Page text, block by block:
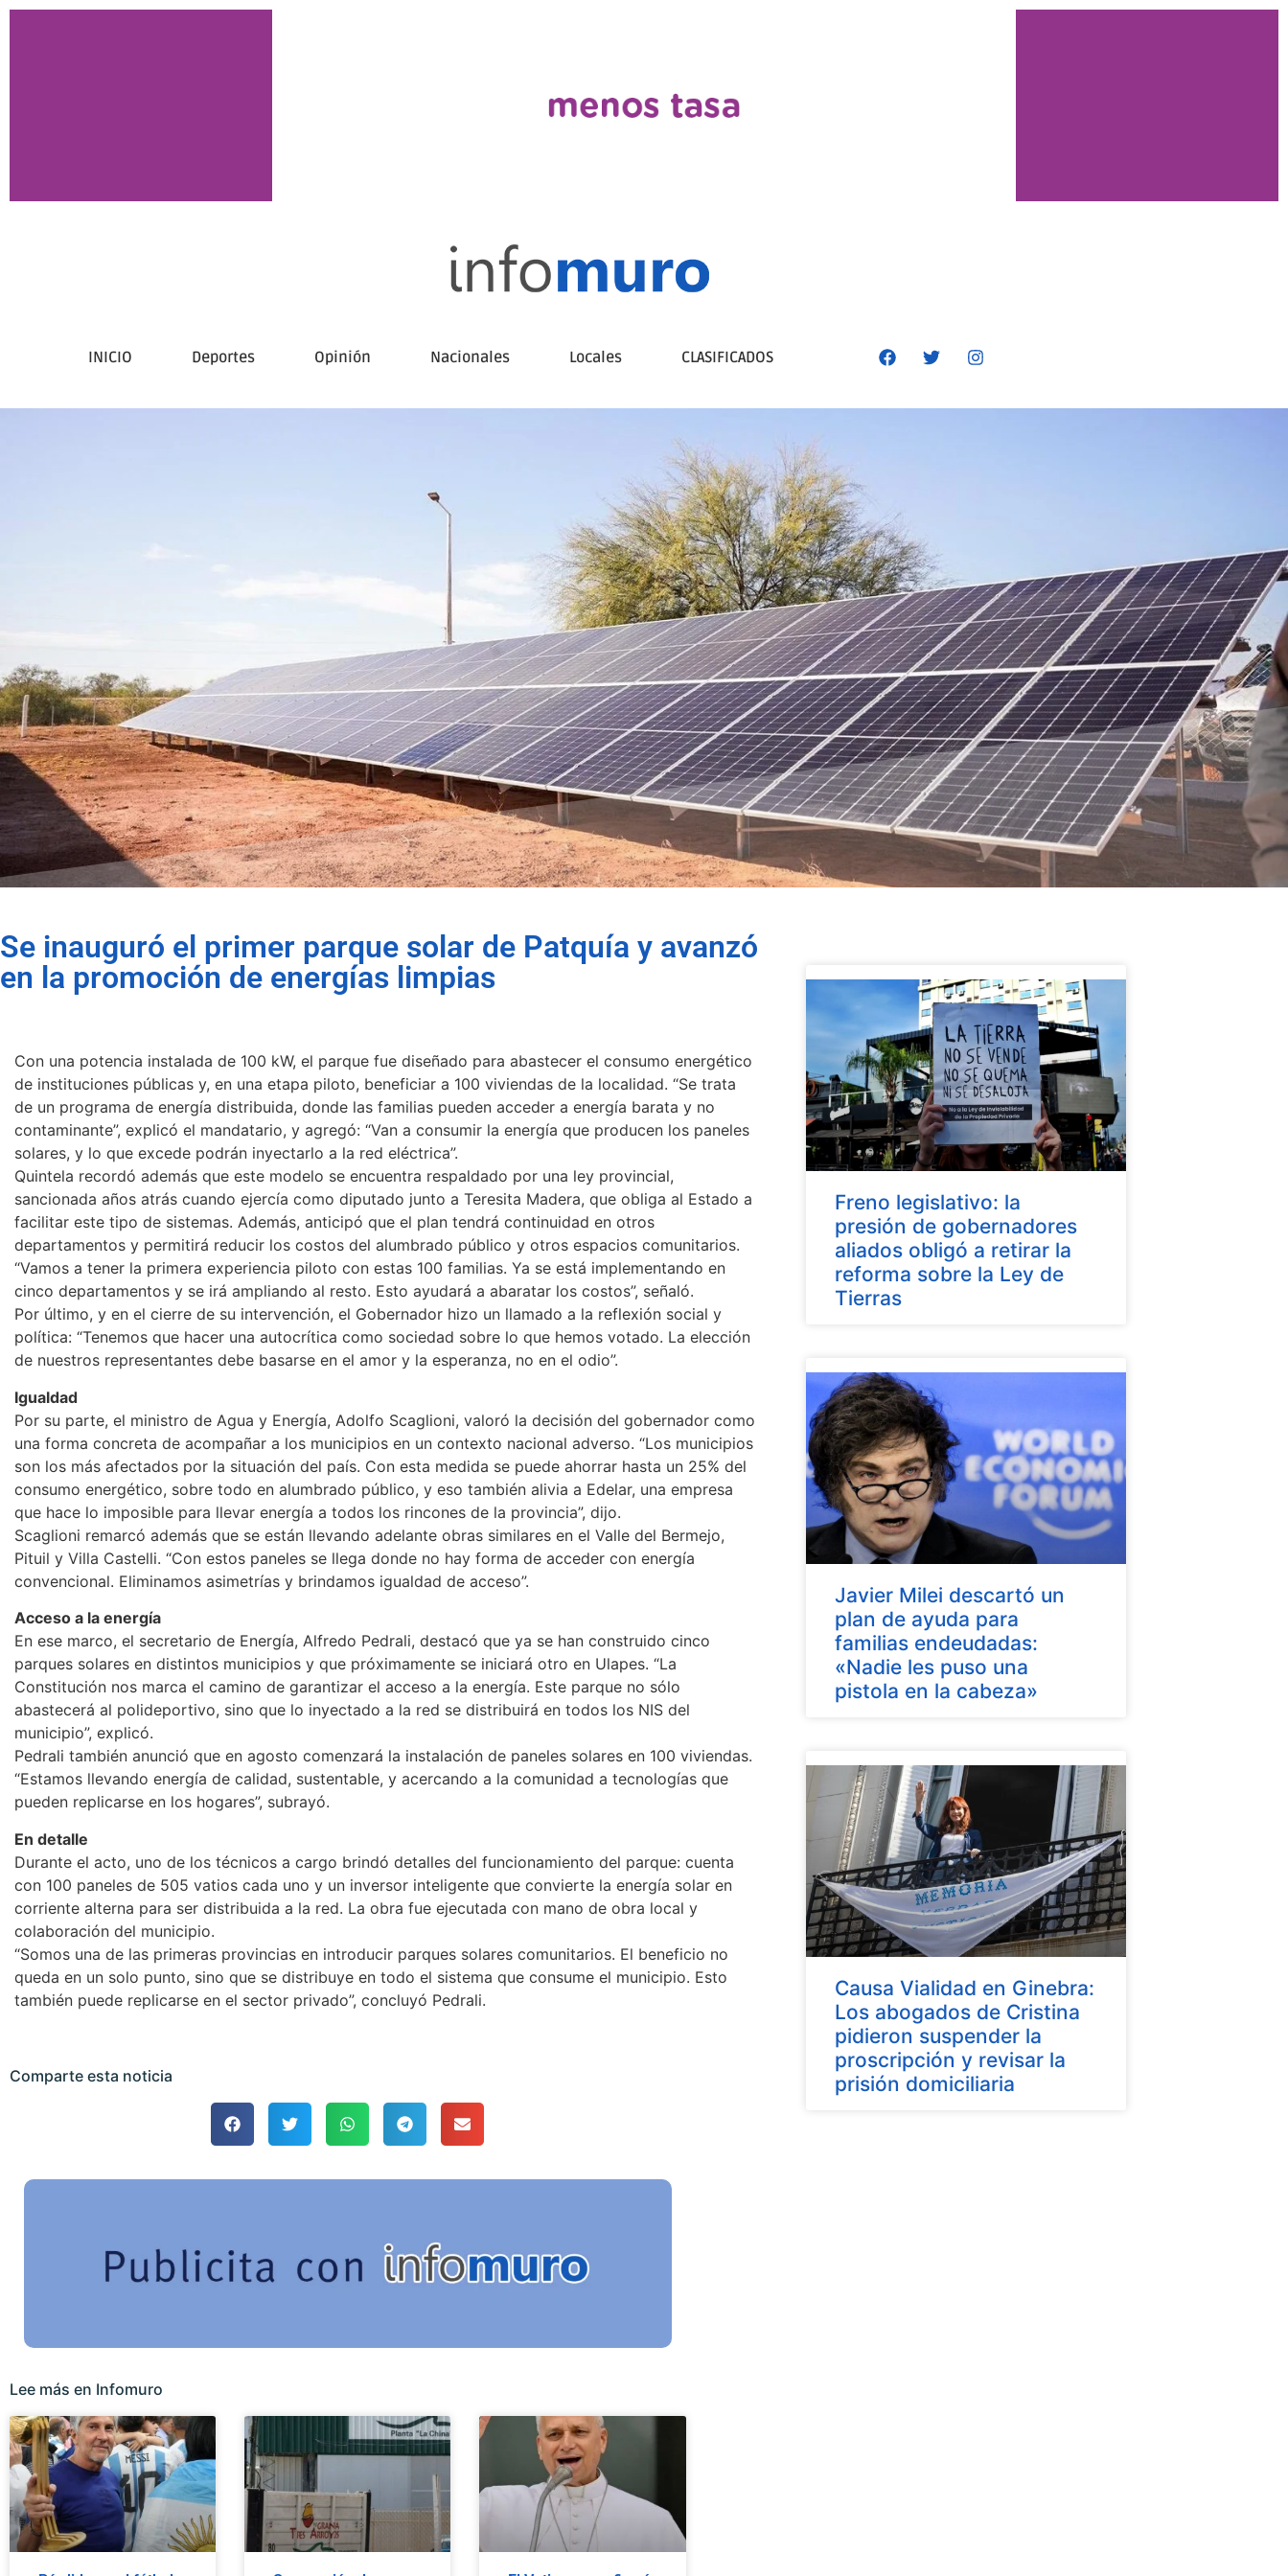
INICIO Deportes Opinión Nacionales Locales CLASIFICADOS
Se inauguró el primer parque solar de Patquía y avanzó
en la promoción de energías limpias
Con una potencia instalada de 100 kW, el parque fue diseñado para abastecer el consumo energético
de instituciones públicas y, en una etapa piloto, beneficiar a 100 viviendas de la localidad. “Se trata
de un programa de energía distribuida, donde las familias pueden acceder a energía barata y no
contaminante”, explicó el mandatario, y agregó: “Van a consumir la energía que producen los paneles
solares, y lo que excede podrán inyectarlo a la red eléctrica”.
Quintela recordó además que este modelo se encuentra respaldado por una ley provincial,
sancionada años atrás cuando ejercía como diputado junto a Teresita Madera, que obliga al Estado a
facilitar este tipo de sistemas. Además, anticipó que el plan tendrá continuidad en otros
departamentos y permitirá reducir los costos del alumbrado público y otros espacios comunitarios.
“Vamos a tener la primera experiencia piloto con estas 100 familias. Ya se está implementando en
cinco departamentos y se irá ampliando al resto. Esto ayudará a abaratar los costos”, señaló.
Por último, y en el cierre de su intervención, el Gobernador hizo un llamado a la reflexión social y
política: “Tenemos que hacer una autocrítica como sociedad sobre lo que hemos votado. La elección
de nuestros representantes debe basarse en el amor y la esperanza, no en el odio”.
Igualdad
Por su parte, el ministro de Agua y Energía, Adolfo Scaglioni, valoró la decisión del gobernador como
una forma concreta de acompañar a los municipios en un contexto nacional adverso. “Los municipios
son los más afectados por la situación del país. Con esta medida se puede ahorrar hasta un 25% del
consumo energético, sobre todo en alumbrado público, y eso también alivia a Edelar, una empresa
que hace lo imposible para llevar energía a todos los rincones de la provincia”, dijo.
Scaglioni remarcó además que se están llevando adelante obras similares en el Valle del Bermejo,
Pituil y Villa Castelli. “Con estos paneles se llega donde no hay forma de acceder con energía
convencional. Eliminamos asimetrías y brindamos igualdad de acceso”.
Acceso a la energía
En ese marco, el secretario de Energía, Alfredo Pedrali, destacó que ya se han construido cinco
parques solares en distintos municipios y que próximamente se iniciará otro en Ulapes. “La
Constitución nos marca el camino de garantizar el acceso a la energía. Este parque no sólo
abastecerá al polideportivo, sino que lo inyectado a la red se distribuirá en todos los NIS del
municipio”, explicó.
Pedrali también anunció que en agosto comenzará la instalación de paneles solares en 100 viviendas.
“Estamos llevando energía de calidad, sustentable, y acercando a la comunidad a tecnologías que
pueden replicarse en los hogares”, subrayó.
En detalle
Durante el acto, uno de los técnicos a cargo brindó detalles del funcionamiento del parque: cuenta
con 100 paneles de 505 vatios cada uno y un inversor inteligente que convierte la energía solar en
corriente alterna para ser distribuida a la red. La obra fue ejecutada con mano de obra local y
colaboración del municipio.
“Somos una de las primeras provincias en introducir parques solares comunitarios. El beneficio no
queda en un solo punto, sino que se distribuye en todo el sistema que consume el municipio. Esto
también puede replicarse en el sector privado”, concluyó Pedrali.
Comparte esta noticia
Lee más en Infomuro
Freno legislativo: la
presión de gobernadores
aliados obligó a retirar la
reforma sobre la Ley de
Tierras
Javier Milei descartó un
plan de ayuda para
familias endeudadas:
«Nadie les puso una
pistola en la cabeza»
Causa Vialidad en Ginebra:
Los abogados de Cristina
pidieron suspender la
proscripción y revisar la
prisión domiciliaria